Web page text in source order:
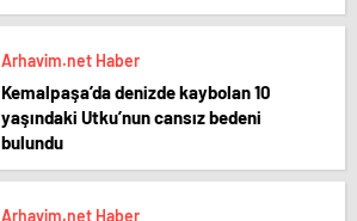
Arhavim.net Haber
Kemalpaşa’da denizde kaybolan 10
yaşındaki Utku’nun cansız bedeni
bulundu
Arhavim.net Haber